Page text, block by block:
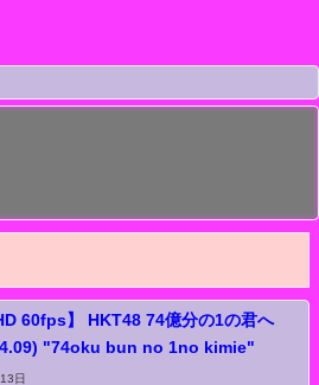
60fps】 HKT48 74億分の1の君へ
"74oku bun no 1no kimie"
日